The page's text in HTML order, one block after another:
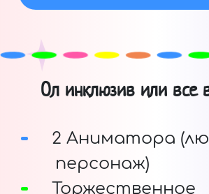
Ол инклюзив или все
2 Аниматора
персонаж)
Торжественное